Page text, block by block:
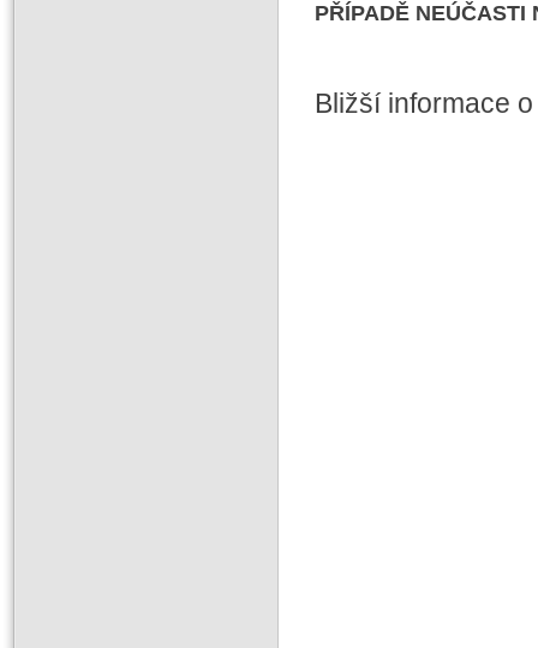
PŘÍPADĚ NEÚČASTI
Bližší informace o